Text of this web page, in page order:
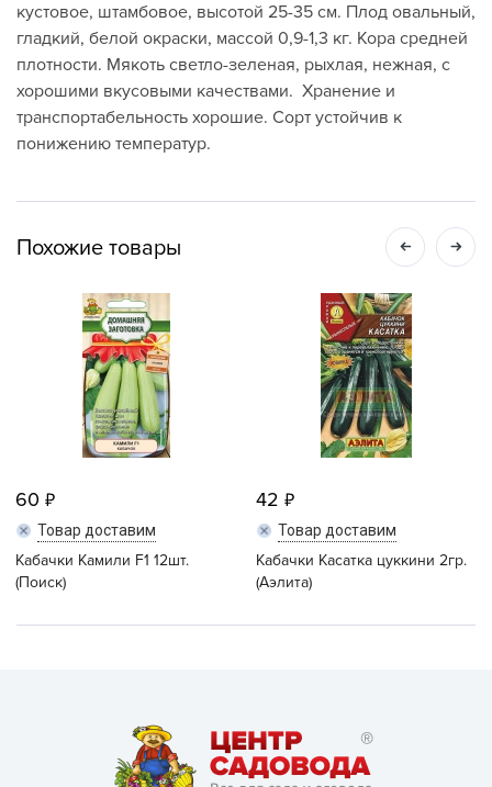
кустовое, штамбовое, высотой 25-35 см. Плод овальный,
гладкий, белой окраски, массой 0,9-1,3 кг. Кора средней
плотности. Мякоть светло-зеленая, рыхлая, нежная, с
хорошими вкусовыми качествами. Хранение и
транспортабельность хорошие. Сорт устойчив к
понижению температур.
Похожие товары
60
Товар доставим
Кабачки Камили F1 12шт.
(Поиск)
42
Товар доставим
Кабачки Касатка цуккини 2гр.
(Аэлита)